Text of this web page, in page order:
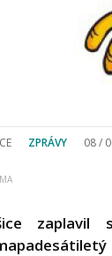
ZPRÁVY 08 /